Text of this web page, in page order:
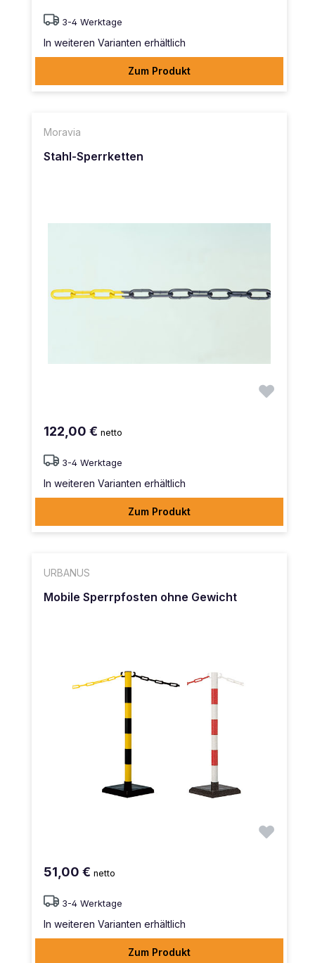
3-4 Werktage
In weiteren Varianten erhältlich
Zum Produkt
Moravia
Stahl-Sperrketten
122,00 € netto
3-4 Werktage
In weiteren Varianten erhältlich
Zum Produkt
URBANUS
Mobile Sperrpfosten ohne Gewicht
51,00 € netto
3-4 Werktage
In weiteren Varianten erhältlich
Zum Produkt